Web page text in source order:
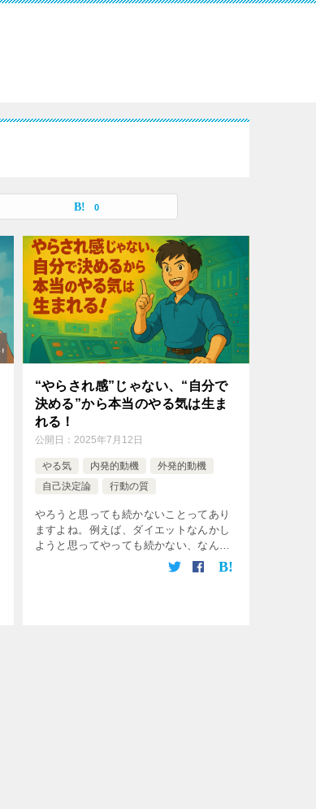
0
“やらされ感”じゃない、“自分で
決める”から本当のやる気は生ま
れる！
公開日： 2025年7月12日
やる気 内発的動機
外発的動機
自己決定論
行動の質
やろうと思っても続かないことってあり
ますよね。例えば、ダイエットなんかし
ようと思ってやっても続かない、なんて
ことは誰もが経験していることではない
でしょうか。 今回はやる気についてお話